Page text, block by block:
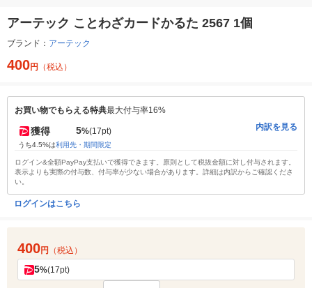
アーテック ことわざカードかるた 2567 1個
ブランド： アーテック
400円 （税込）
お買い物でもらえる特典最大付与率16%
獲得 5%(17pt)
うち4.5%は利用先・期間限定
内訳を見る
ログイン&全額PayPay支払いで獲得できます。原則として税抜金額に対し付与されます。
表示よりも実際の付与数、付与率が少ない場合があります。詳細は内訳からご確認くださ
い。
ログインはこちら
400円 （税込）
5%(17pt)